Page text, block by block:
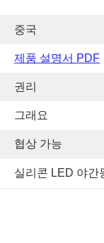
중국
제품 설명서 PDF
권리
그래요
협상 가능
실리콘 LED 야간